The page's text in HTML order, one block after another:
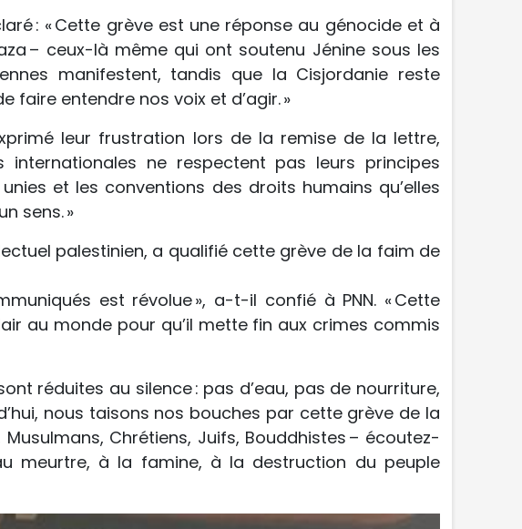
: « Cette grève est une réponse au génocide et à
– ceux-là même qui ont soutenu Jénine sous les
manifestent, tandis que la Cisjordanie reste
faire entendre nos voix et d’agir. »
leur frustration lors de la remise de la lettre,
ne respectent pas leurs principes
et les conventions des droits humains qu’elles
sens. »
palestinien, a qualifié cette grève de la faim de
est révolue », a-t-il confié à PNN. « Cette
au monde pour qu’il mette fin aux crimes commis
réduites au silence : pas d’eau, pas de nourriture,
nous taisons nos bouches par cette grève de la
Chrétiens, Juifs, Bouddhistes – écoutez-
meurtre, à la famine, à la destruction du peuple